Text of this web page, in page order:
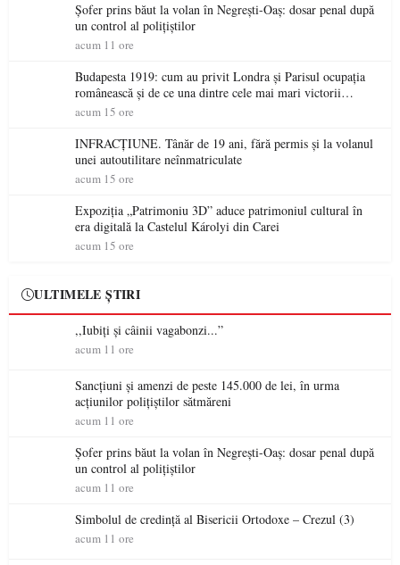
Șofer prins băut la volan în Negrești-Oaș: dosar penal după
un control al polițiștilor
acum 11 ore
Budapesta 1919: cum au privit Londra și Parisul ocupația
românească și de ce una dintre cele mai mari victorii
militare ale României a devenit o controversă diplomatică
acum 15 ore
INFRACȚIUNE. Tânăr de 19 ani, fără permis și la volanul
unei autoutilitare neînmatriculate
acum 15 ore
Expoziția „Patrimoniu 3D” aduce patrimoniul cultural în
era digitală la Castelul Károlyi din Carei
acum 15 ore
ULTIMELE ȘTIRI
,,Iubiți și câinii vagabonzi...”
acum 11 ore
Sancțiuni și amenzi de peste 145.000 de lei, în urma
acțiunilor polițiștilor sătmăreni
acum 11 ore
Șofer prins băut la volan în Negrești-Oaș: dosar penal după
un control al polițiștilor
acum 11 ore
Simbolul de credinţă al Bisericii Ortodoxe – Crezul (3)
acum 11 ore